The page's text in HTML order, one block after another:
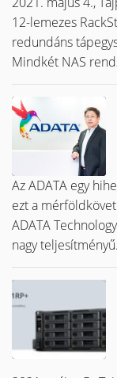
12-lemezes
redundáns
Mindkét NAS
Az ADATA egy
ezt a
ADATA
nagy